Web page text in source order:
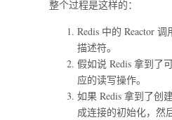
整个过程是这样的：
Redis 中的 Reactor
描述符。
假如说 Redis 拿到了
应的读写操作。
如果 Redis 拿到了创
成连接的初始化，然